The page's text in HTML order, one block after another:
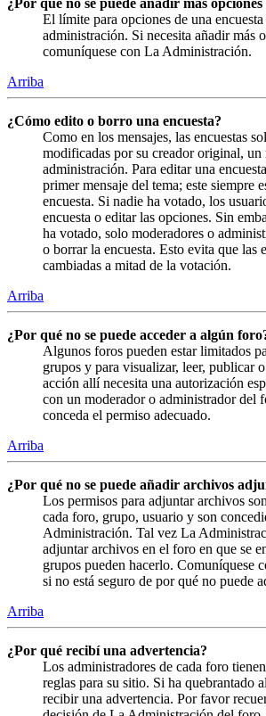
El límite para opciones de una
administración. Si necesita añadir más
comuníquese con La Administración.
Arriba
¿Cómo edito o borro una encuesta?
Como en los mensajes, las encuestas
modificadas por su creador original, un
administración. Para editar una
primer mensaje del tema; este siempre
encuesta. Si nadie ha votado, los
encuesta o editar las opciones. Sin
ha votado, solo moderadores o
o borrar la encuesta. Esto evita que las
cambiadas a mitad de la votación.
Arriba
¿Por qué no se puede acceder a algún
Algunos foros pueden estar limitados
grupos y para visualizar, leer, publicar
acción allí necesita una autorización
con un moderador o administrador del
conceda el permiso adecuado.
Arriba
¿Por qué no se puede añadir archivos
Los permisos para adjuntar archivos
cada foro, grupo, usuario y son
Administración. Tal vez La
adjuntar archivos en el foro en que se
grupos pueden hacerlo. Comuníquese
si no está seguro de por qué no puede
Arriba
¿Por qué recibí una advertencia?
Los administradores de cada foro
reglas para su sitio. Si ha quebrantado
recibir una advertencia. Por favor